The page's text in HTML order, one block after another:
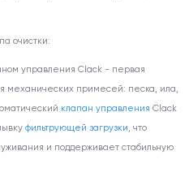
очистки:
управления Clack - первая
механических примесей: песка, ила,
клапан управления Clack
фильтрующей загрузки, что
и поддерживает стабильную